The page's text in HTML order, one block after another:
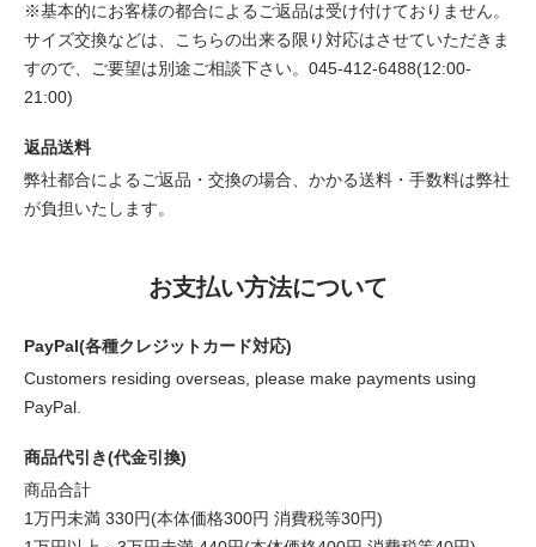
※基本的にお客様の都合によるご返品は受け付けておりません。
サイズ交換などは、こちらの出来る限り対応はさせていただきま
すので、ご要望は別途ご相談下さい。045-412-6488(12:00-
21:00)
返品送料
弊社都合によるご返品・交換の場合、かかる送料・手数料は弊社
が負担いたします。
お支払い方法について
PayPal(各種クレジットカード対応)
Customers residing overseas, please make payments using
PayPal.
商品代引き(代金引換)
商品合計
1万円未満 330円(本体価格300円 消費税等30円)